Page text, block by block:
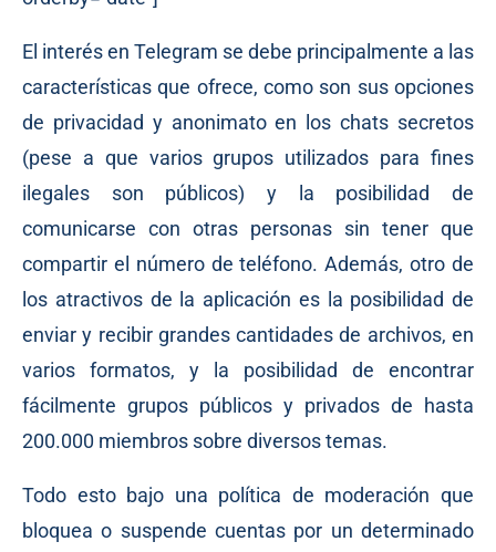
El interés en Telegram se debe principalmente a las
características que ofrece, como son sus opciones
de privacidad y anonimato en los chats secretos
(pese a que varios grupos utilizados para fines
ilegales son públicos) y la posibilidad de
comunicarse con otras personas sin tener que
compartir el número de teléfono. Además, otro de
los atractivos de la aplicación es la posibilidad de
enviar y recibir grandes cantidades de archivos, en
varios formatos, y la posibilidad de encontrar
fácilmente grupos públicos y privados de hasta
200.000 miembros sobre diversos temas.
Todo esto bajo una política de moderación que
bloquea o suspende cuentas por un determinado